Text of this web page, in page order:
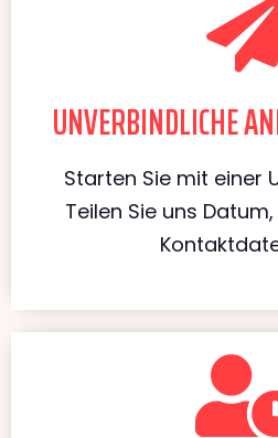
UNVERBINDLICHE
Starten Sie mit einer
Teilen Sie uns